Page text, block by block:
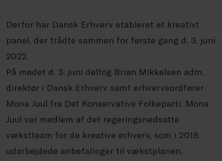
Derfor har Dansk Erhverv etableret et kreativt
panel, der trådte sammen for første gang d. 3. juni
2022.
På mødet d. 3. juni deltog Brian Mikkelsen adm.
direktør i Dansk Erhverv samt erhvervsordfører
Mona Juul fra Det Konservative Folkeparti. Mona
Juul var medlem af det regeringsnedsatte
vækstteam for de kreative erhverv, som i 2018
udarbejdede anbefalinger til vækstplanen.